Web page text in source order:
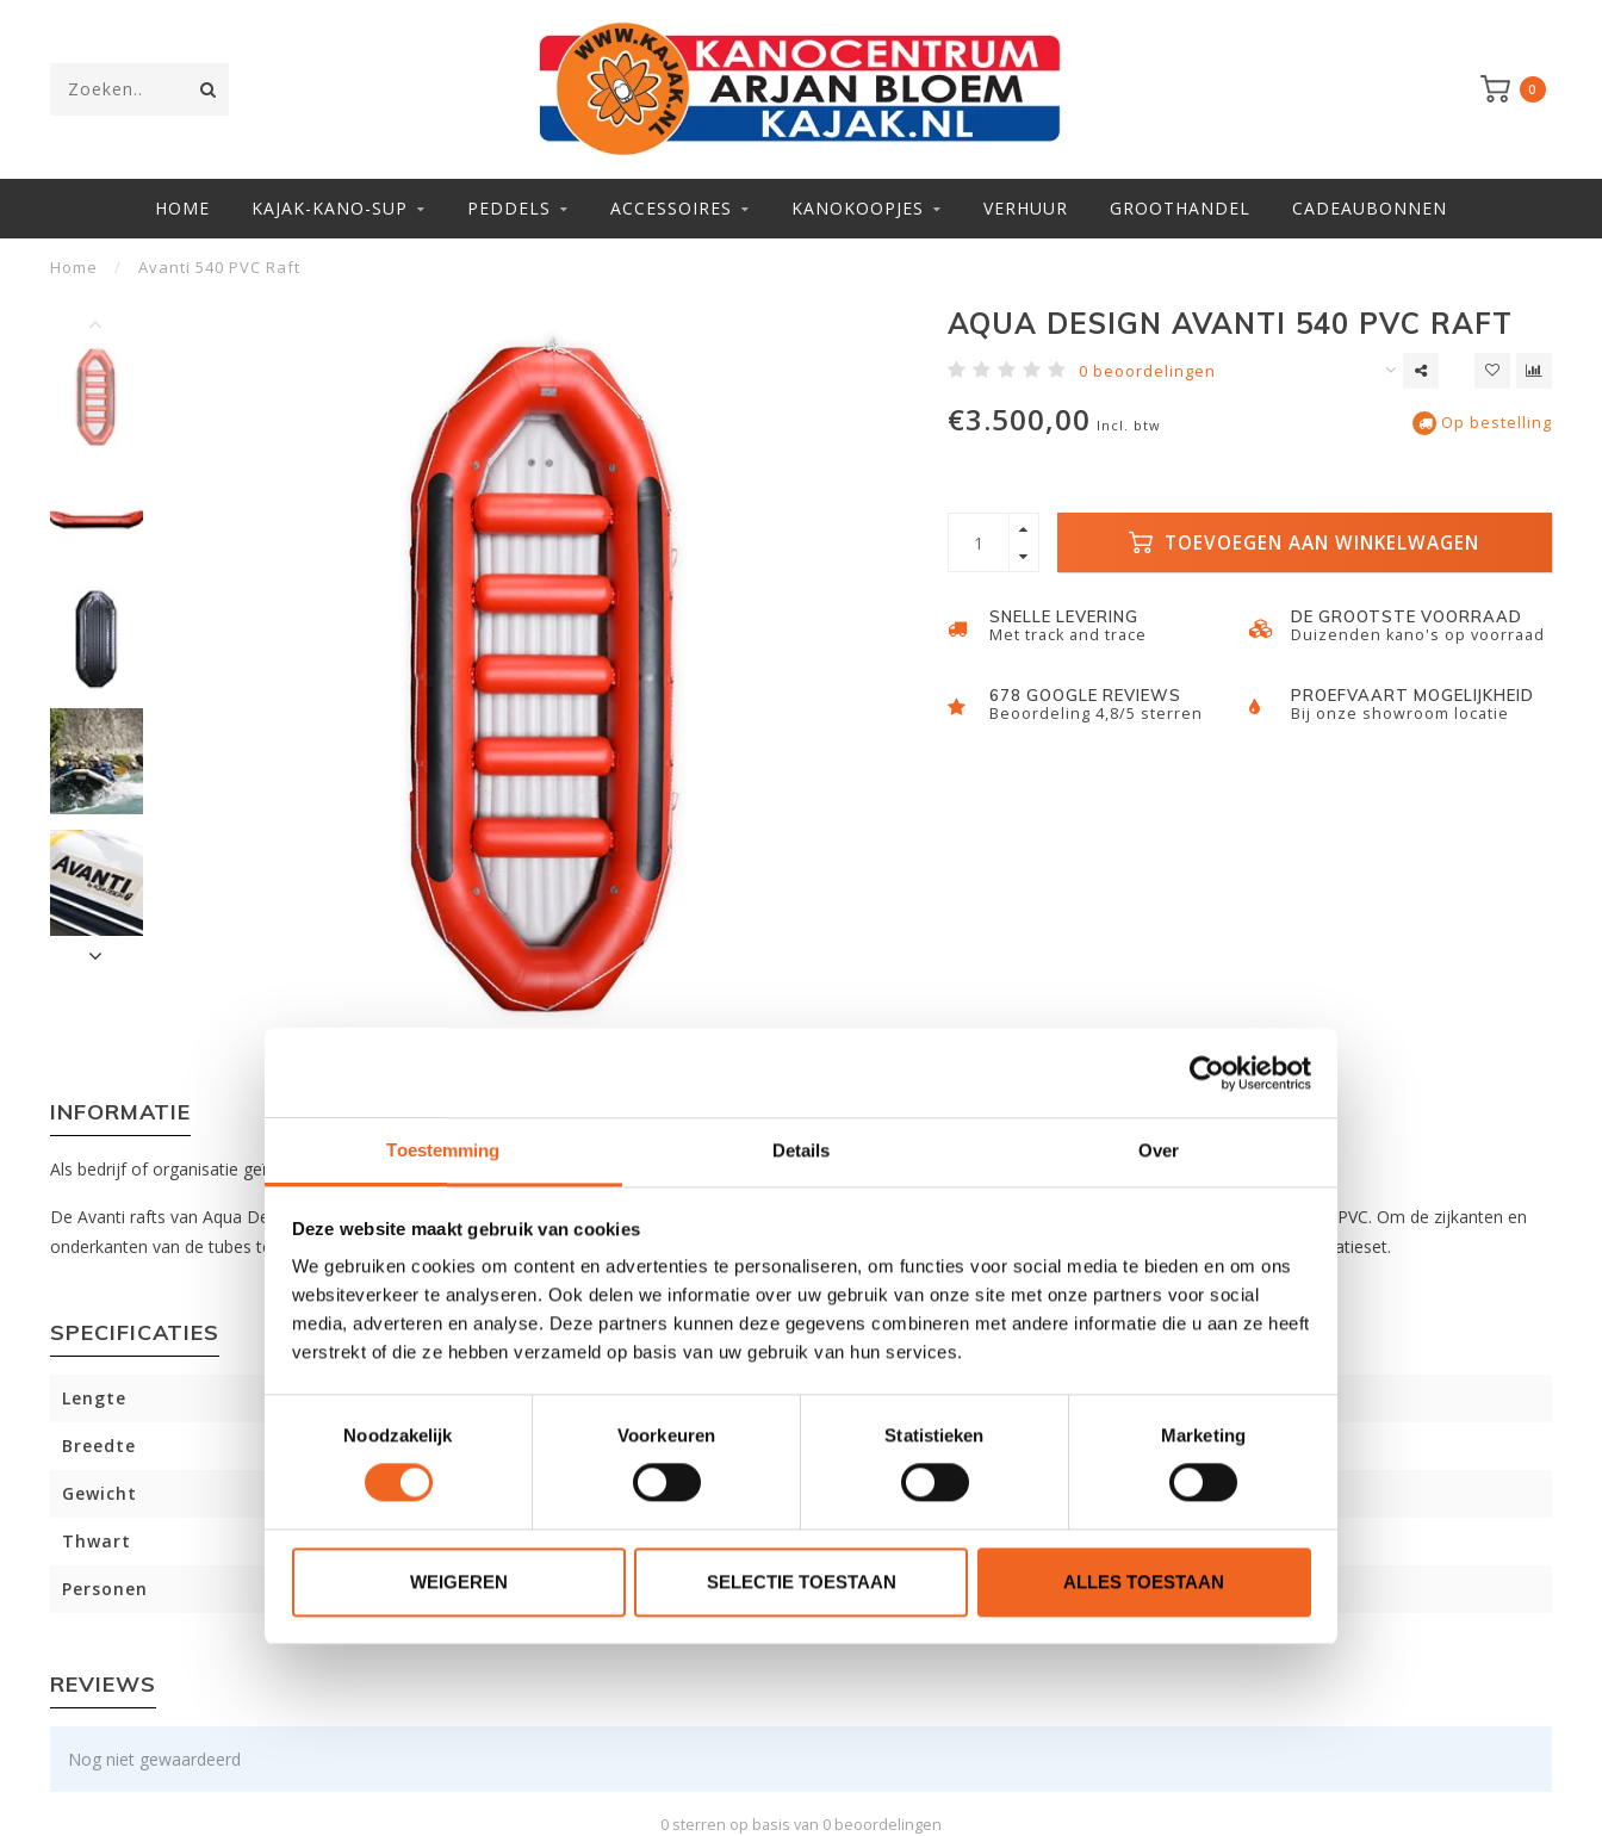
Toestemming Details Over
Deze website maakt gebruik van cookies
We gebruiken cookies om content en advertenties te personaliseren, om functies voor social media te bieden en om ons
websiteverkeer te analyseren. Ook delen we informatie over uw gebruik van onze site met onze partners voor social
media, adverteren en analyse. Deze partners kunnen deze gegevens combineren met andere informatie die u aan ze heeft
verstrekt of die ze hebben verzameld op basis van uw gebruik van hun services.
Noodzakelijk
Voorkeuren Statistieken Marketing
WEIGEREN SELECTIE TOESTAAN ALLES TOESTAAN
0
HOME KAJAK-KANO-SUP PEDDELS ACCESSOIRES KANOKOOPJES VERHUUR GROOTHANDEL CADEAUBONNEN
Home / Avanti 540 PVC Raft
AQUA DESIGN AVANTI 540 PVC RAFT
0 beoordelingen
€3.500,00 Incl. btw Op bestelling
TOEVOEGEN AAN WINKELWAGEN
SNELLE LEVERING
Met track and trace
DE GROOTSTE VOORRAAD
Duizenden kano's op voorraad
678 GOOGLE REVIEWS
Beoordeling 4,8/5 sterren
PROEFVAART MOGELIJKHEID
Bij onze showroom locatie
INFORMATIE
Als bedrijf of organisatie geïnteresseerd in het aanschaffen van één of meer rafts? Informeer naar de mogelijkheden via
De Avanti rafts van Aqua Design zijn gemaakt van een zeer hoogwaardig PVC. De tubes zijn gemaakt van 1100 DTEX PVC en de bodems zijn gemaakt van 1680 DTEX PVC. Om de zijkanten en
onderkanten van de tubes te beschermen, zijn deze versterkt met een extra laag van 1100 DTEX PVC. Alle Avanti rafts zijn uitgerust met voetbanden en een PVC-reparatieset.
SPECIFICATIES
Lengte 540 cm
Breedte 210 cm
Gewicht 87 kg
Thwart
Personen 12
REVIEWS
Nog niet gewaardeerd
0 sterren op basis van 0 beoordelingen